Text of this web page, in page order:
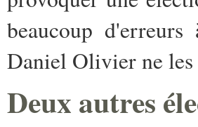
beaucoup
Daniel Olivier ne les
Deux autres